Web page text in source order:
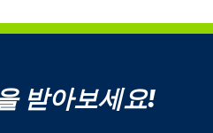
받아보세요!